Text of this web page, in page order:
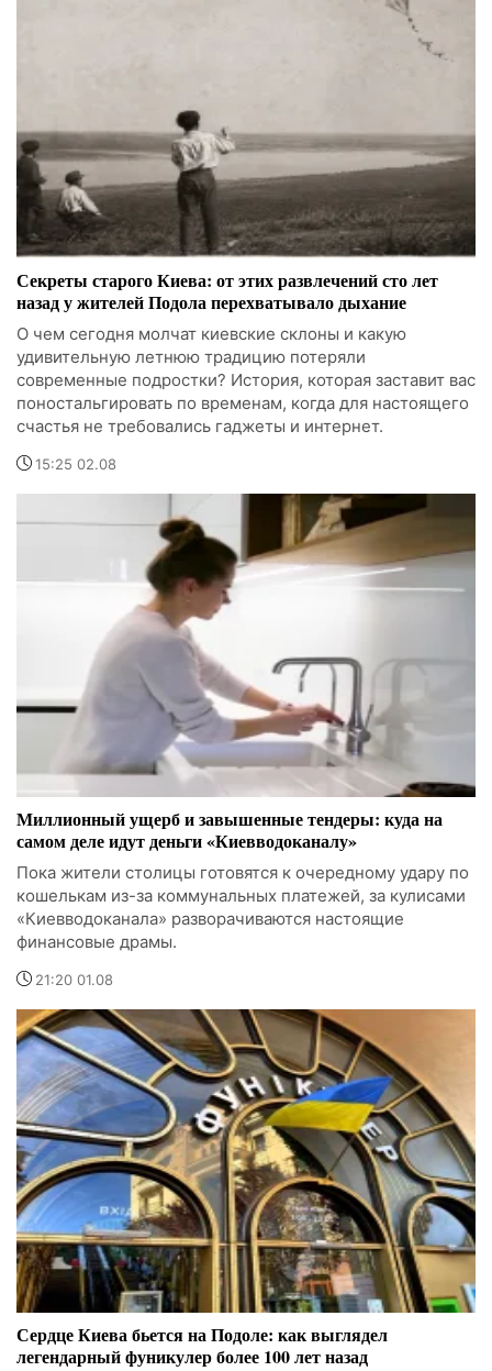
Секреты старого Киева: от этих развлечений сто лет
назад у жителей Подола перехватывало дыхание
О чем сегодня молчат киевские склоны и какую
удивительную летнюю традицию потеряли
современные подростки? История, которая заставит вас
поностальгировать по временам, когда для настоящего
счастья не требовались гаджеты и интернет.
15:25 02.08
Миллионный ущерб и завышенные тендеры: куда на
самом деле идут деньги «Киевводоканалу»
Пока жители столицы готовятся к очередному удару по
кошелькам из-за коммунальных платежей, за кулисами
«Киевводоканала» разворачиваются настоящие
финансовые драмы.
21:20 01.08
Сердце Киева бьется на Подоле: как выглядел
легендарный фуникулер более 100 лет назад